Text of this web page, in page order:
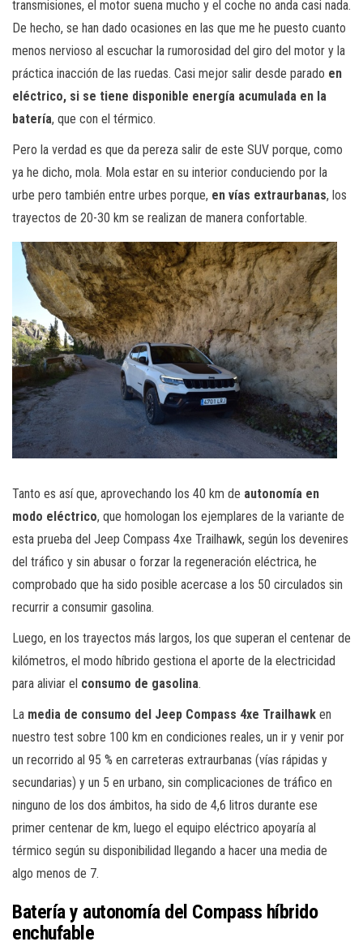
transmisiones, el motor suena mucho y el coche no anda casi nada.
De hecho, se han dado ocasiones en las que me he puesto cuanto
menos nervioso al escuchar la rumorosidad del giro del motor y la
práctica inacción de las ruedas. Casi mejor salir desde parado en
eléctrico, si se tiene disponible energía acumulada en la
batería, que con el térmico.
Pero la verdad es que da pereza salir de este SUV porque, como
ya he dicho, mola. Mola estar en su interior conduciendo por la
urbe pero también entre urbes porque, en vías extraurbanas, los
trayectos de 20-30 km se realizan de manera confortable.
Tanto es así que, aprovechando los 40 km de autonomía en
modo eléctrico, que homologan los ejemplares de la variante de
esta prueba del Jeep Compass 4xe Trailhawk, según los devenires
del tráfico y sin abusar o forzar la regeneración eléctrica, he
comprobado que ha sido posible acercase a los 50 circulados sin
recurrir a consumir gasolina.
Luego, en los trayectos más largos, los que superan el centenar de
kilómetros, el modo híbrido gestiona el aporte de la electricidad
para aliviar el consumo de gasolina.
La media de consumo del Jeep Compass 4xe Trailhawk en
nuestro test sobre 100 km en condiciones reales, un ir y venir por
un recorrido al 95 % en carreteras extraurbanas (vías rápidas y
secundarias) y un 5 en urbano, sin complicaciones de tráfico en
ninguno de los dos ámbitos, ha sido de 4,6 litros durante ese
primer centenar de km, luego el equipo eléctrico apoyaría al
térmico según su disponibilidad llegando a hacer una media de
algo menos de 7.
Batería y autonomía del Compass híbrido
enchufable